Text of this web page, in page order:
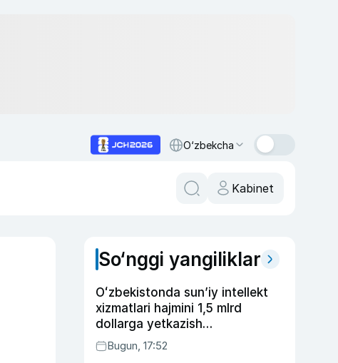
O‘zbekcha
Kabinet
So‘nggi yangiliklar
Oʻzbekistonda sunʼiy intellekt
xizmatlari hajmini 1,5 mlrd
dollarga yetkazish
rejalashtirilmoqda
Bugun, 17:52